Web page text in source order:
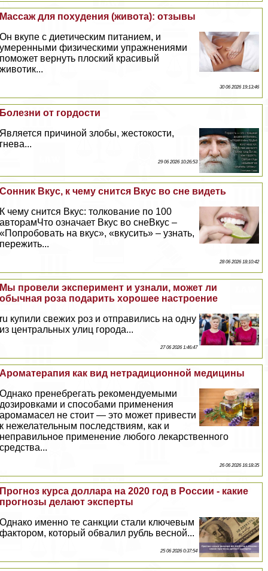
Массаж для похудения (живота): отзывы
Он вкупе с диетическим питанием, и
умеренными физическими упражнениями
поможет вернуть плоский красивый
животик...
30 06 2026 19:13:46
Болезни от гордости
Является причиной злобы, жестокости,
гнева...
29 06 2026 10:26:53
Сонник Вкус, к чему снится Вкус во сне видеть
К чему снится Вкус: толкование по 100
авторамЧто означает Вкус во снеВкус –
«Попробовать на вкус», «вкусить» – узнать,
пережить...
28 06 2026 18:10:42
Мы провели эксперимент и узнали, может ли
обычная роза подарить хорошее настроение
ru купили свежих роз и отправились на одну
из центральных улиц города...
27 06 2026 1:46:47
Ароматерапия как вид нетрадиционной медицины
Однако пренебрегать рекомендуемыми
дозировками и способами применения
аромамасел не стоит — это может привести
к нежелательным последствиям, как и
неправильное применение любого лекарственного
средства...
26 06 2026 16:18:35
Прогноз курса доллара на 2020 год в России - какие
прогнозы делают эксперты
Однако именно те санкции стали ключевым
фактором, который обвалил рубль весной...
25 06 2026 0:37:54